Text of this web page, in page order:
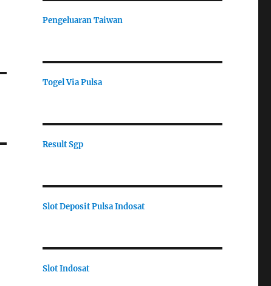
Pengeluaran Taiwan
Togel Via Pulsa
Result Sgp
Slot Deposit Pulsa Indosat
Slot Indosat